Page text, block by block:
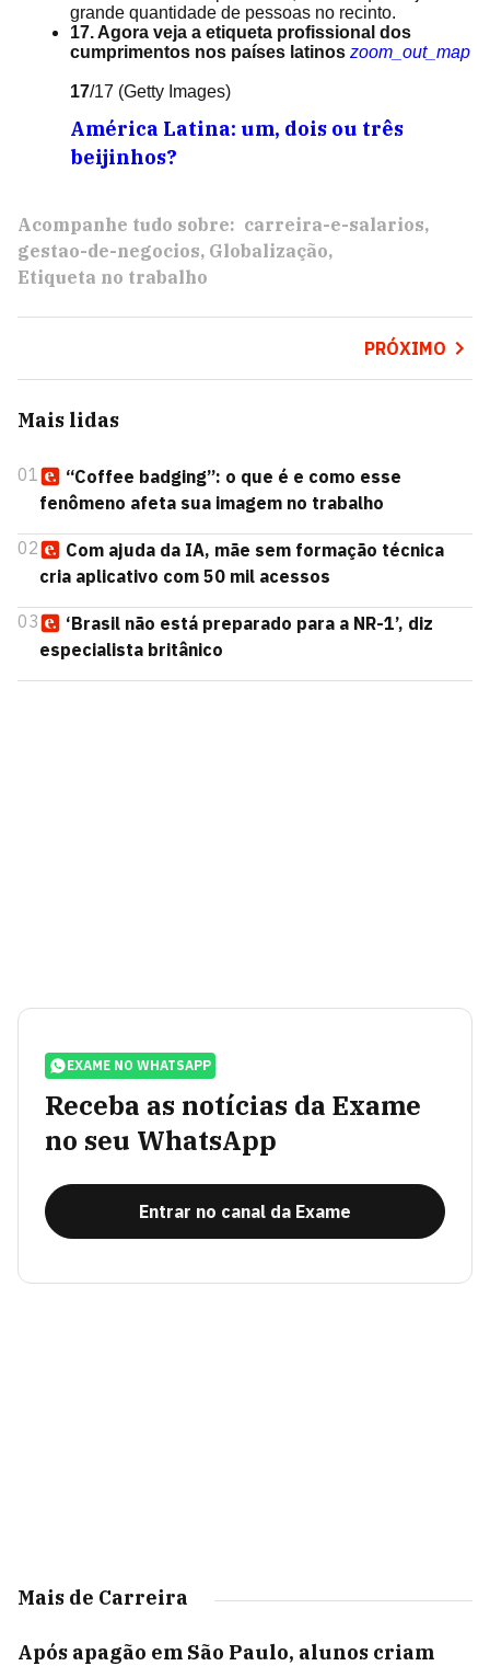
grande quantidade de pessoas no recinto.
17. Agora veja a etiqueta profissional dos
cumprimentos nos países latinos zoom_out_map
17/17 (Getty Images)
América Latina: um, dois ou três
beijinhos?
Acompanhe tudo sobre: carreira-e-salarios
gestao-de-negocios Globalização
Etiqueta no trabalho
PRÓXIMO
Mais lidas
01
“Coffee badging”: o que é e como esse
fenômeno afeta sua imagem no trabalho
02
Com ajuda da IA, mãe sem formação técnica
cria aplicativo com 50 mil acessos
03
‘Brasil não está preparado para a NR-1’, diz
especialista britânico
EXAME NO WHATSAPP
Receba as notícias da Exame
no seu WhatsApp
Entrar no canal da Exame
Mais de Carreira
Após apagão em São Paulo, alunos criam